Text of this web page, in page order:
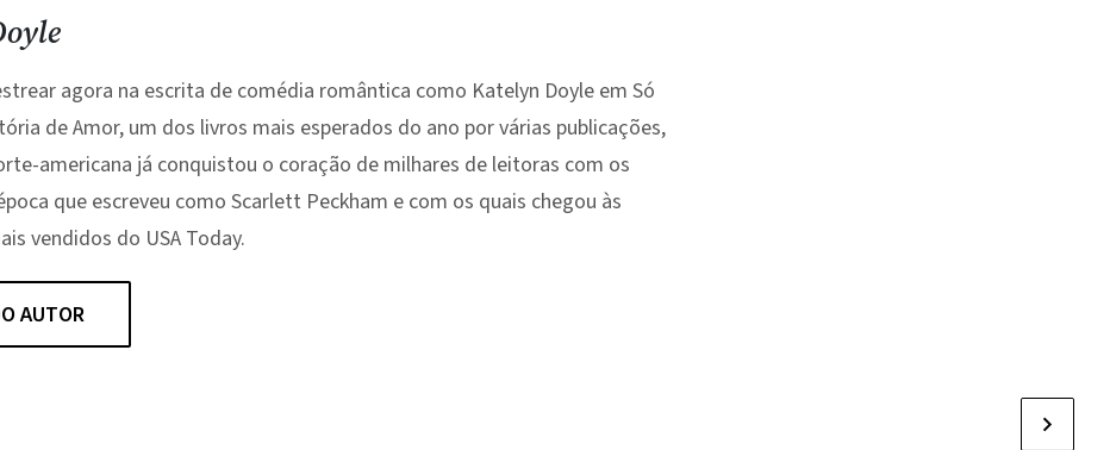
agora na escrita de comédia romântica como Katelyn Doyle em Só
de Amor, um dos livros mais esperados do ano por várias publicações,
americana já conquistou o coração de milhares de leitoras com os
que escreveu como Scarlett Peckham e com os quais chegou às
vendidos do USA Today.
AUTOR